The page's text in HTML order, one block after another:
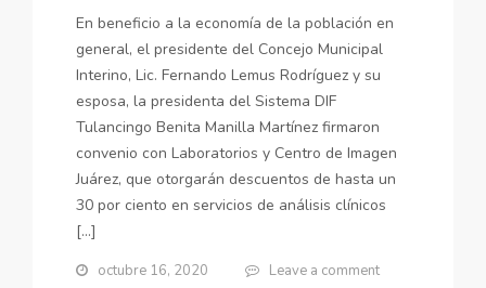
En beneficio a la economía de la población en
general, el presidente del Concejo Municipal
Interino, Lic. Fernando Lemus Rodríguez y su
esposa, la presidenta del Sistema DIF
Tulancingo Benita Manilla Martínez firmaron
convenio con Laboratorios y Centro de Imagen
Juárez, que otorgarán descuentos de hasta un
30 por ciento en servicios de análisis clínicos
[…]
octubre 16, 2020 Leave a comment